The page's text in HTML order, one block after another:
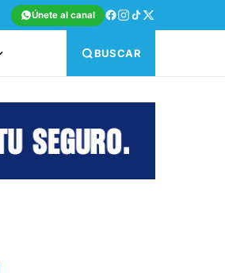
Únete al canal
BUSCAR